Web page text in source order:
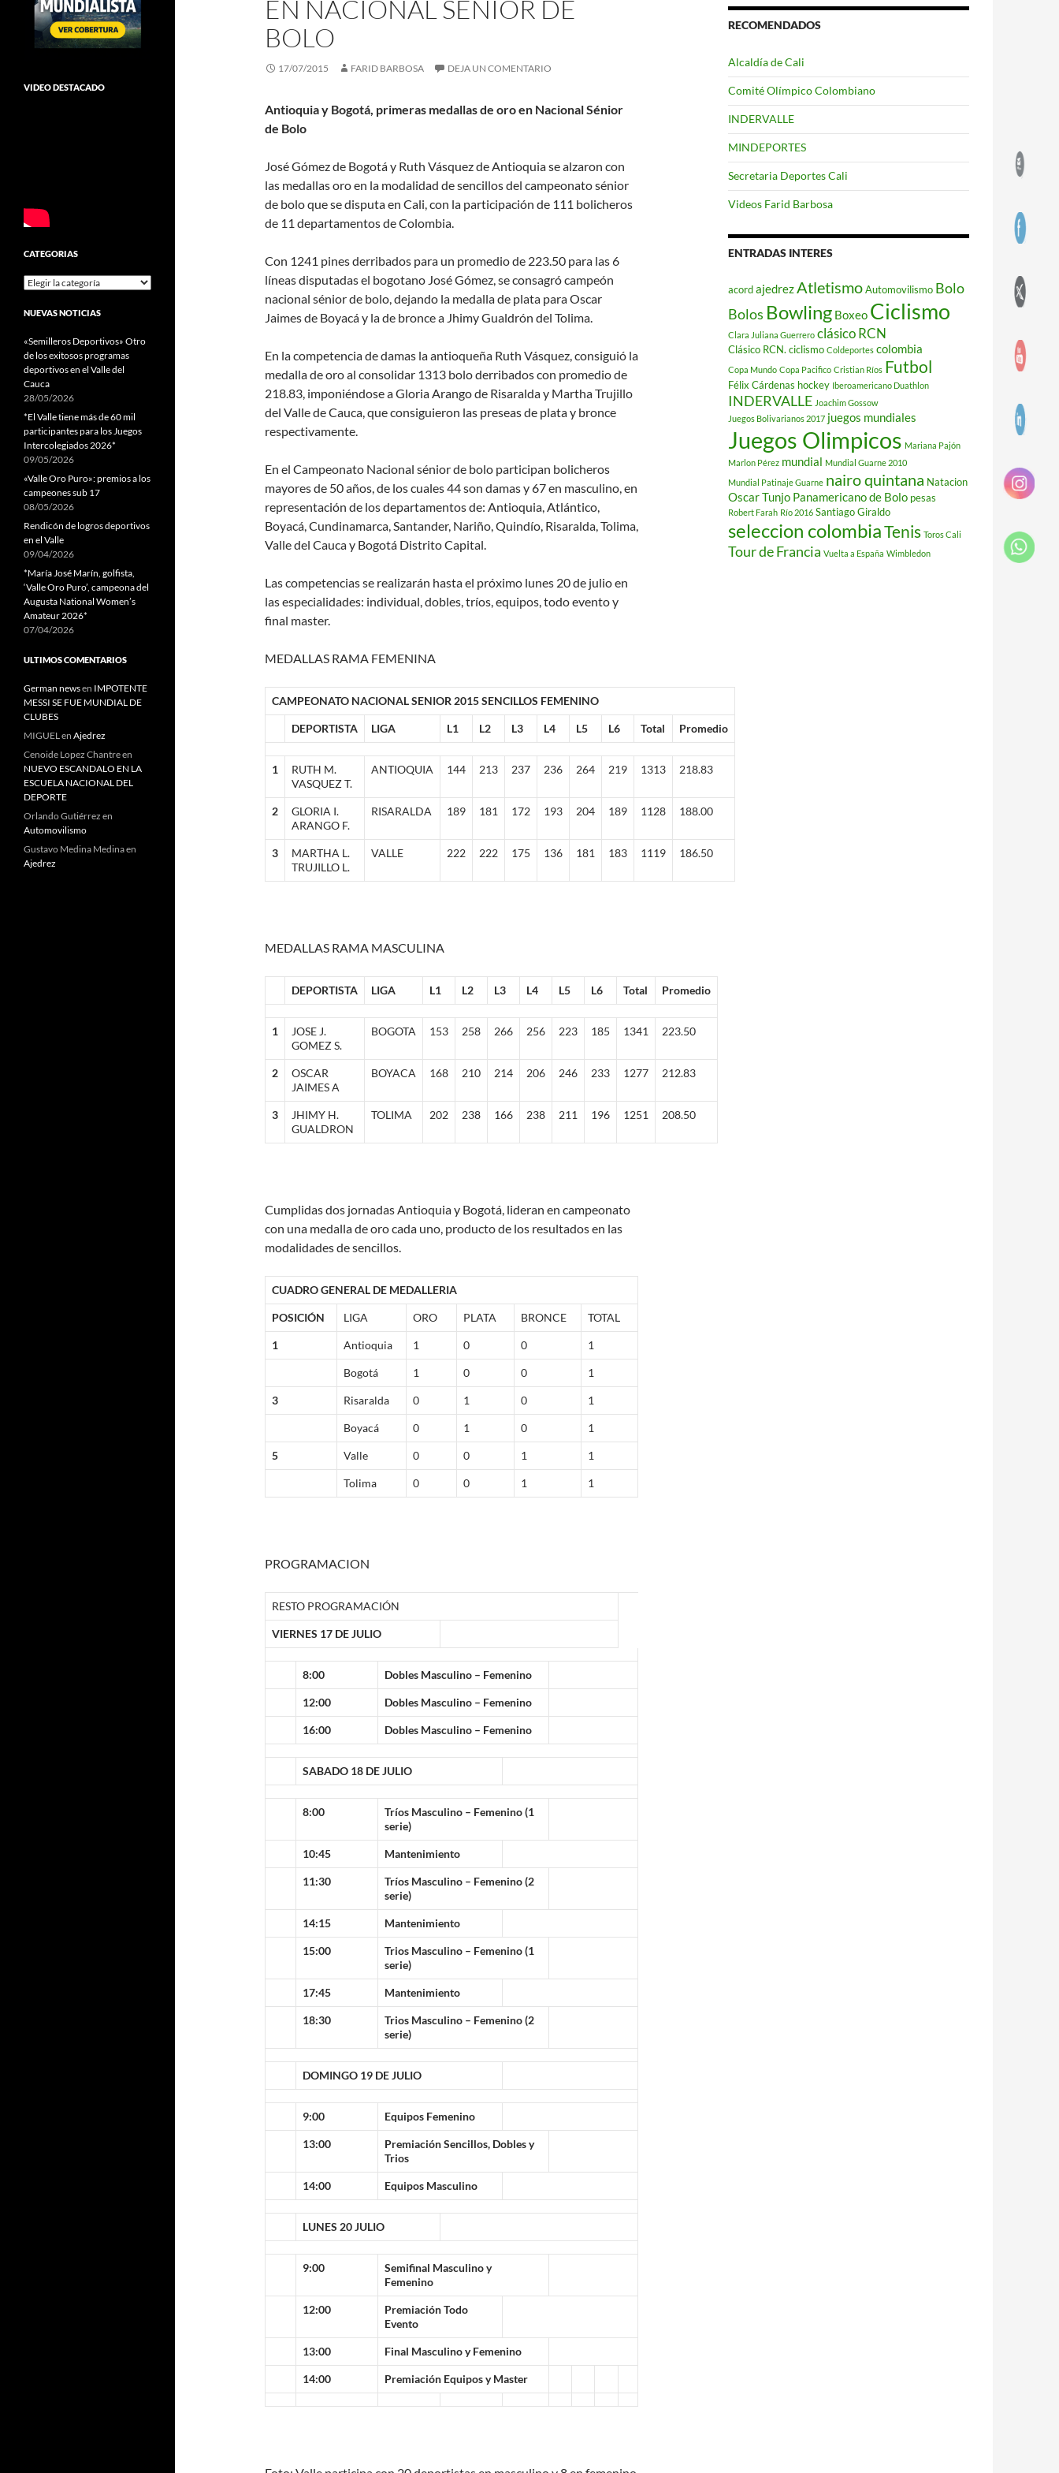
EN NACIONAL SÉNIOR DE
BOLO
17/07/2015 FARID BARBOSA DEJA UN COMENTARIO
Antioquia y Bogotá, primeras medallas de oro en Nacional Sénior
de Bolo
José Gómez de Bogotá y Ruth Vásquez de Antioquia se alzaron con
las medallas oro en la modalidad de sencillos del campeonato sénior
de bolo que se disputa en Cali, con la participación de 111 bolicheros
de 11 departamentos de Colombia.
Con 1241 pines derribados para un promedio de 223.50 para las 6
líneas disputadas el bogotano José Gómez, se consagró campeón
nacional sénior de bolo, dejando la medalla de plata para Oscar
Jaimes de Boyacá y la de bronce a Jhimy Gualdrón del Tolima.
En la competencia de damas la antioqueña Ruth Vásquez, consiguió la
medalla de oro al consolidar 1313 bolo derribados con promedio de
218.83, imponiéndose a Gloria Arango de Risaralda y Martha Trujillo
del Valle de Cauca, que consiguieron las preseas de plata y bronce
respectivamente.
En el Campeonato Nacional sénior de bolo participan bolicheros
mayores de 50 años, de los cuales 44 son damas y 67 en masculino, en
representación de los departamentos de: Antioquia, Atlántico,
Boyacá, Cundinamarca, Santander, Nariño, Quindío, Risaralda, Tolima,
Valle del Cauca y Bogotá Distrito Capital.
Las competencias se realizarán hasta el próximo lunes 20 de julio en
las especialidades: individual, dobles, tríos, equipos, todo evento y
final master.
MEDALLAS RAMA FEMENINA
CAMPEONATO NACIONAL SENIOR 2015 SENCILLOS FEMENINO
DEPORTISTA LIGA L1 L2 L3 L4 L5 L6 Total Promedio
1
RUTH M.
VASQUEZ T.
ANTIOQUIA 144 213 237 236 264 219 1313 218.83
2
GLORIA I.
ARANGO F.
RISARALDA 189 181 172 193 204 189 1128 188.00
3
MARTHA L.
TRUJILLO L.
VALLE 222 222 175 136 181 183 1119 186.50
MEDALLAS RAMA MASCULINA
DEPORTISTA LIGA L1 L2 L3 L4 L5 L6 Total Promedio
1
JOSE J.
GOMEZ S.
BOGOTA 153 258 266 256 223 185 1341 223.50
2
OSCAR
JAIMES A
BOYACA 168 210 214 206 246 233 1277 212.83
3
JHIMY H.
GUALDRON
TOLIMA 202 238 166 238 211 196 1251 208.50
Cumplidas dos jornadas Antioquia y Bogotá, lideran en campeonato
con una medalla de oro cada uno, producto de los resultados en las
modalidades de sencillos.
CUADRO GENERAL DE MEDALLERIA
POSICIÓN LIGA ORO PLATA BRONCE TOTAL
1 Antioquia 1 0 0 1
Bogotá 1 0 0 1
3 Risaralda 0 1 0 1
Boyacá 0 1 0 1
5 Valle 0 0 1 1
Tolima 0 0 1 1
PROGRAMACION
RESTO PROGRAMACIÓN
VIERNES 17 DE JULIO
8:00 Dobles Masculino – Femenino
12:00 Dobles Masculino – Femenino
16:00 Dobles Masculino – Femenino
SABADO 18 DE JULIO
8:00
Tríos Masculino – Femenino (1
serie)
10:45 Mantenimiento
11:30
Tríos Masculino – Femenino (2
serie)
14:15 Mantenimiento
15:00
Trios Masculino – Femenino (1
serie)
17:45 Mantenimiento
18:30
Trios Masculino – Femenino (2
serie)
DOMINGO 19 DE JULIO
9:00 Equipos Femenino
13:00
Premiación Sencillos, Dobles y
Trios
14:00 Equipos Masculino
LUNES 20 JULIO
9:00
Semifinal Masculino y
Femenino
12:00
Premiación Todo
Evento
13:00 Final Masculino y Femenino
14:00 Premiación Equipos y Master
RECOMENDADOS
Alcaldía de Cali
Comité Olímpico Colombiano
INDERVALLE
MINDEPORTES
Secretaria Deportes Cali
Videos Farid Barbosa
ENTRADAS INTERES
acordajedrezAtletismoAutomovilismo Bolo
Bolos Bowling Boxeo Ciclismo
Clara Juliana Guerrero clásico RCN
Clásico RCN. ciclismo Coldeportes colombia
Copa Mundo Copa Pacifico Cristian Ríos Futbol
Félix Cárdenas hockey Iberoamericano Duathlon
INDERVALLE Joachim Gossow
Juegos Bolivarianos 2017 juegos mundiales
Juegos Olimpicos Mariana Pajón
Marlon Pérez mundial Mundial Guarne 2010
Mundial Patinaje Guarne nairo quintana Natacion
Oscar Tunjo Panamericano de Bolo pesas
Robert Farah Río 2016 Santiago Giraldo
seleccion colombiaTenis Toros Cali
Tour de Francia Vuelta a España Wimbledon
VIDEO DESTACADO
CATEGORIAS
Categorias
NUEVAS NOTICIAS
«Semilleros Deportivos» Otro
de los exitosos programas
deportivos en el Valle del
Cauca
28/05/2026
*El Valle tiene más de 60 mil
participantes para los Juegos
Intercolegiados 2026*
09/05/2026
«Valle Oro Puro»: premios a los
campeones sub 17
08/05/2026
Rendicón de logros deportivos
en el Valle
09/04/2026
*María José Marín, golfista,
‘Valle Oro Puro’, campeona del
Augusta National Women’s
Amateur 2026*
07/04/2026
ULTIMOS COMENTARIOS
German newsen IMPOTENTE
MESSI SE FUE MUNDIAL DE
CLUBES
MIGUELen Ajedrez
Cenoide Lopez Chantreen
NUEVO ESCANDALO EN LA
ESCUELA NACIONAL DEL
DEPORTE
Orlando Gutiérrez en
Automovilismo
Gustavo Medina Medinaen
Ajedrez